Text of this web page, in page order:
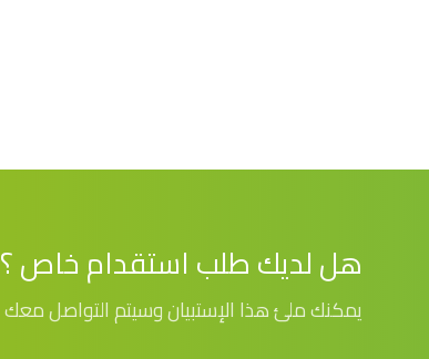
هل لديك طلب استقدام خاص ؟
يمكنك ملئ هذا الإستبيان وسيتم التواصل معك